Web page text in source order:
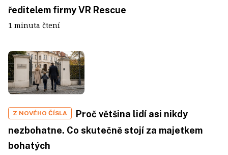
ředitelem firmy VR Rescue
1 minuta čtení
Z NOVÉHO ČÍSLA
Proč většina lidí asi nikdy
nezbohatne. Co skutečně stojí za majetkem
bohatých